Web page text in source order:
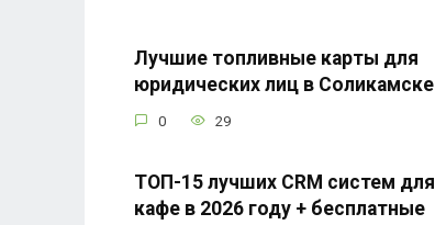
Лучшие топливные карты для
юридических лиц в Соликамске
0 29
ТОП-15 лучших CRM систем для
кафе в 2026 году + бесплатные